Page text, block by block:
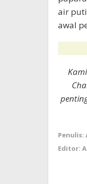
air
awal
Penulis:
Editor: